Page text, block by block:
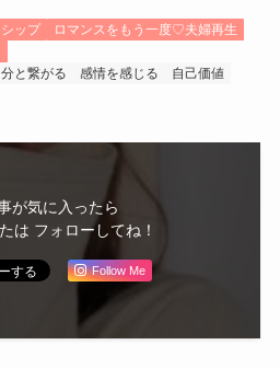
ップ
ロマンスをもう一度♡夫婦再生
と繋がる 感情を感じる
自己価値
が気に入ったら
は フォローしてね！
Follow Me